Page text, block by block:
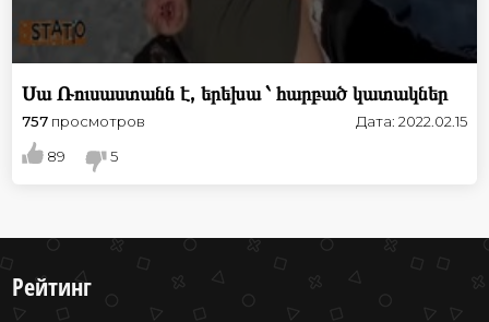
Սա Ռուսաստանն է, երեխա ՝ հարբած կատակներ
757просмотров Дата: 2022.02.15
89 5
Рейтинг